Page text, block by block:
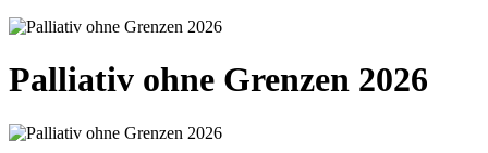
Palliativ ohne Grenzen 2026